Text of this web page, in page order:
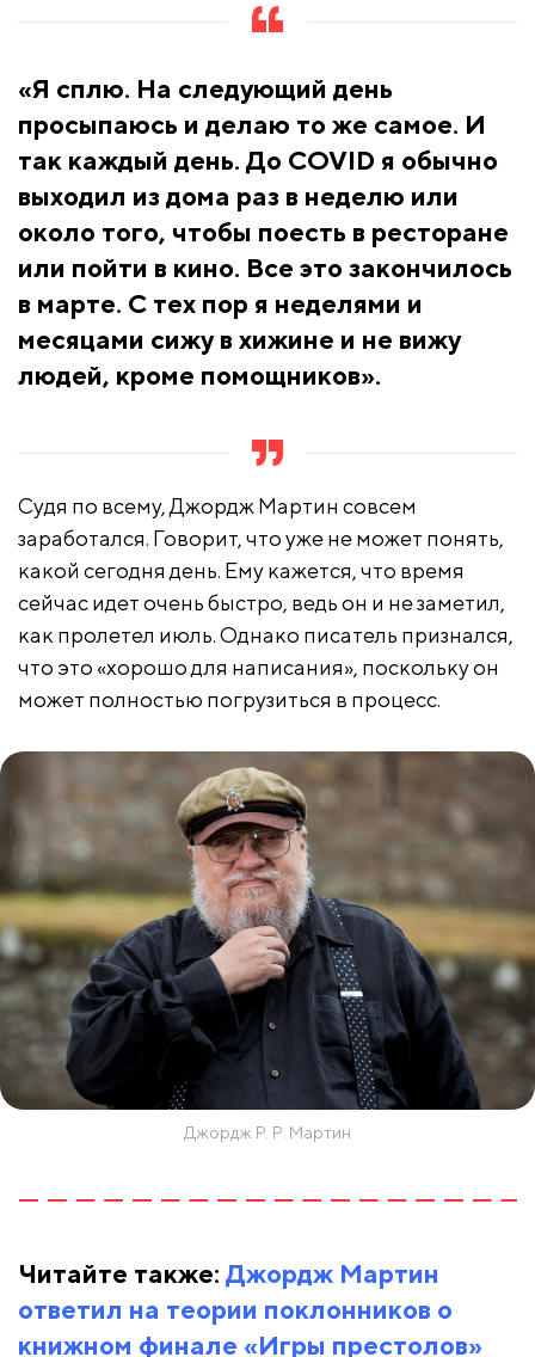
«Я сплю. На следующий день
просыпаюсь и делаю то же самое. И
так каждый день. До COVID я обычно
выходил из дома раз в неделю или
около того, чтобы поесть в ресторане
или пойти в кино. Все это закончилось
в марте. С тех пор я неделями и
месяцами сижу в хижине и не вижу
людей, кроме помощников».
Судя по всему, Джордж Мартин совсем
заработался. Говорит, что уже не может понять,
какой сегодня день. Ему кажется, что время
сейчас идет очень быстро, ведь он и не заметил,
как пролетел июль. Однако писатель признался,
что это «хорошо для написания», поскольку он
может полностью погрузиться в процесс.
Джордж Р. Р. Мартин
Читайте также: Джордж Мартин
ответил на теории поклонников о
книжном финале «Игры престолов»